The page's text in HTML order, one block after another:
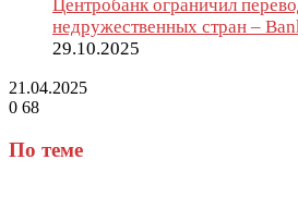
Центробанк ограничил
недружественных стран –
29.10.2025
21.04.2025
0 68
через
По теме